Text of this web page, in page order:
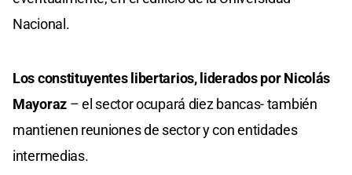
Nacional.
Los constituyentes libertarios, liderados por Nicolás
Mayoraz– el sector ocupará diez bancas- también
mantienen reuniones de sector y con entidades
intermedias.